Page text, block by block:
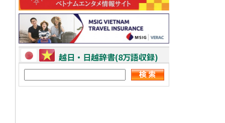
越日・日越辞書(8万語収録)